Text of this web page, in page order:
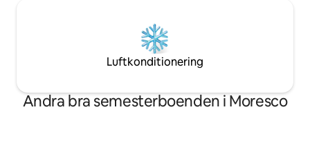
Luftkonditionering
Andra bra semesterboenden i Moresco